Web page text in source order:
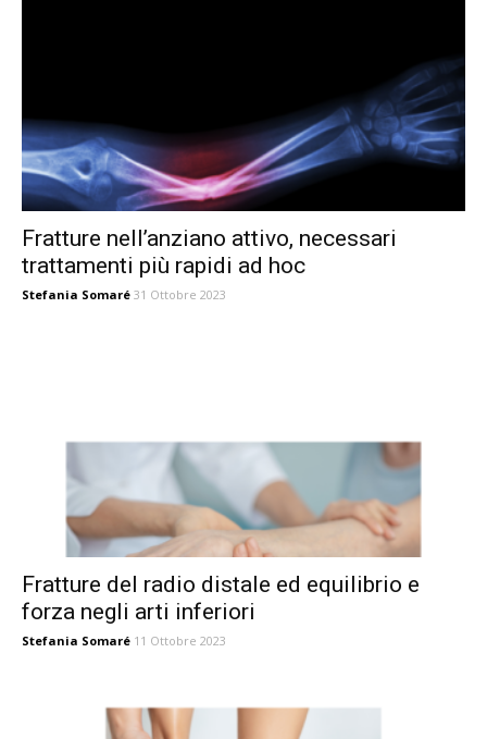
Fratture nell’anziano attivo, necessari
trattamenti più rapidi ad hoc
Stefania Somaré 31 Ottobre 2023
Fratture del radio distale ed equilibrio e
forza negli arti inferiori
Stefania Somaré 11 Ottobre 2023